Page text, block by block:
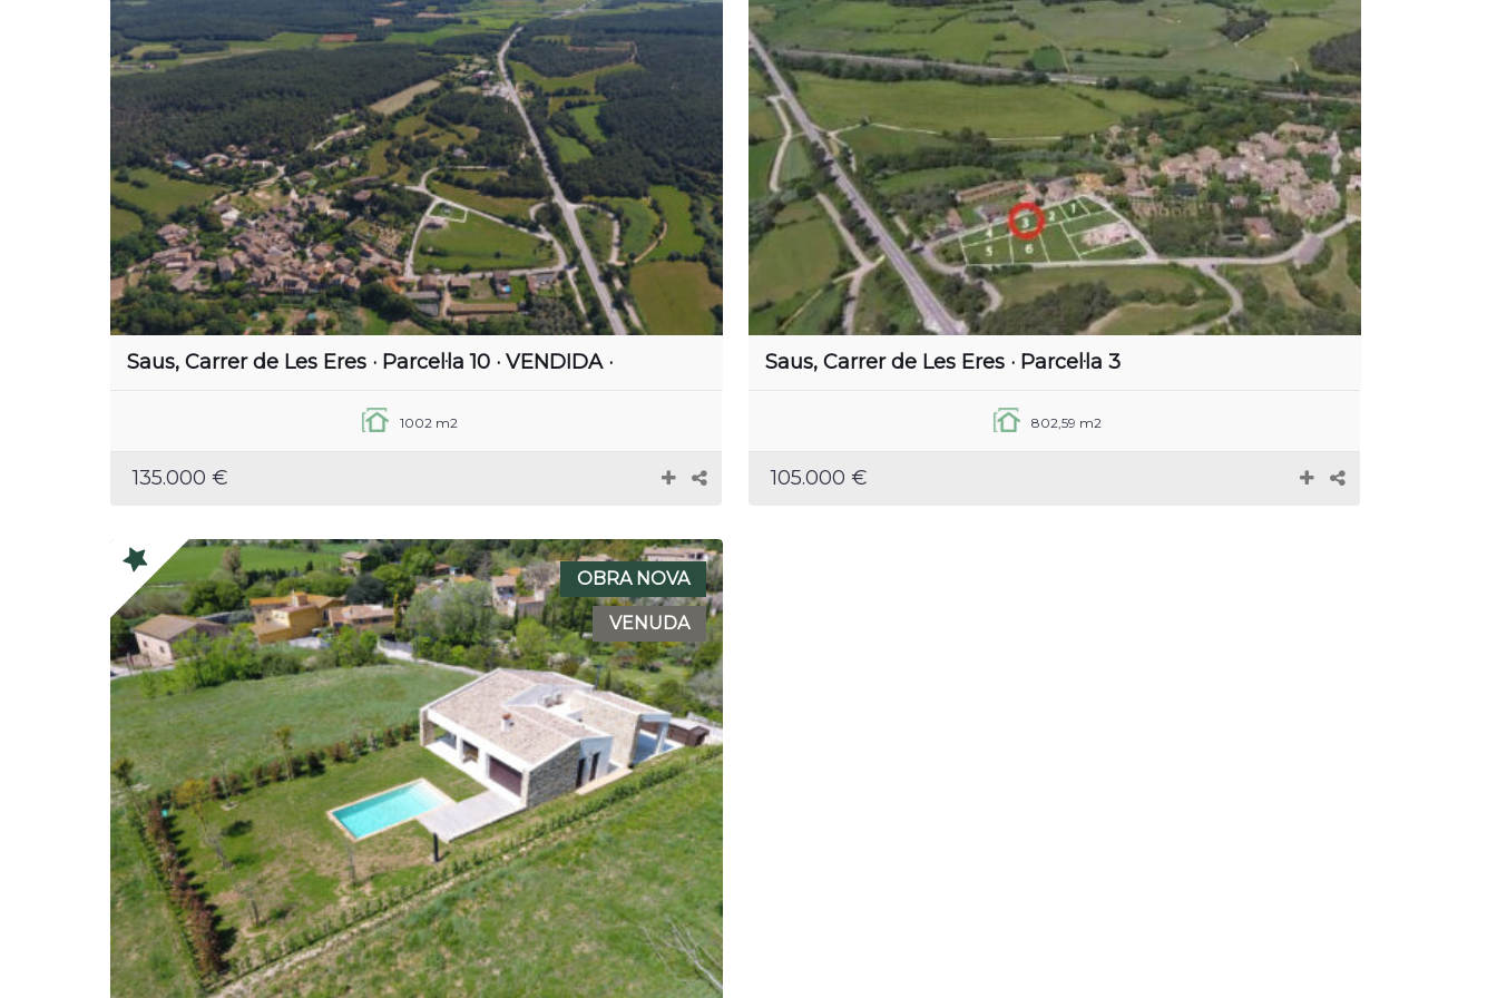
Saus, Carrer de Les Eres · Parcel·la 10 · VENDIDA ·
1002 m2
135.000 €
Saus, Carrer de Les Eres · Parcel·la 3
802,59 m2
105.000 €
OBRA NOVA
VENUDA